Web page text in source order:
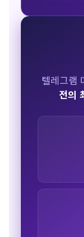
텔레그램
전의